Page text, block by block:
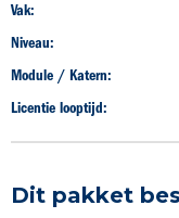
Vak:
Niveau:
Module / Katern:
Licentie looptijd:
Dit pakket